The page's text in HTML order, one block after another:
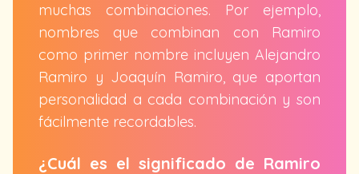
muchas combinaciones. Por ejemplo,
nombres que combinan con Ramiro
como primer nombre incluyen Alejandro
Ramiro y Joaquín Ramiro, que aportan
personalidad a cada combinación y son
fácilmente recordables.
¿Cuál es el significado de Ramiro